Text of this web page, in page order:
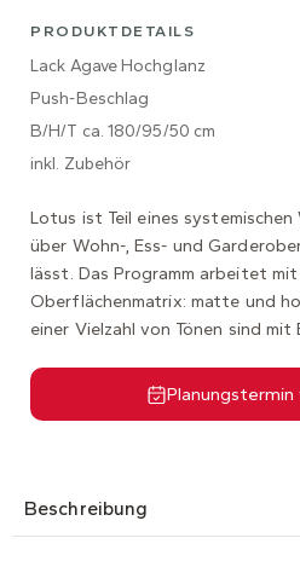
PRODUKTDETAILS
Lack Agave Hochglanz
Push-Beschlag
B/H/T ca. 180/95/50 cm
inkl. Zubehör
Lotus ist Teil eines systemischen
über Wohn-, Ess- und
lässt. Das Programm arbeitet
Oberflächenmatrix: matte und
einer Vielzahl von Tönen sind mit
Planungstermin
Beschreibung